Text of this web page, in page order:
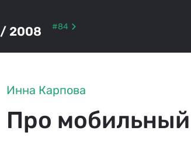
/ 2008 #84
Инна Карпова
Про